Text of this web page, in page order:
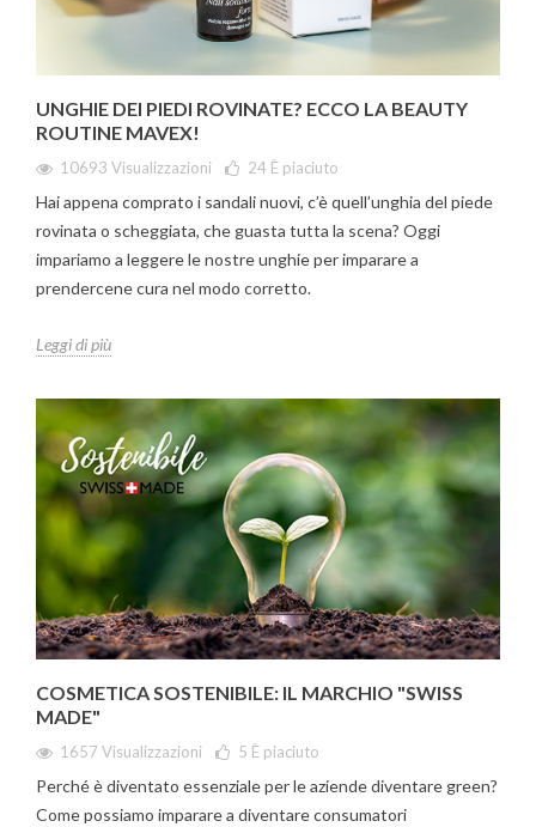
UNGHIE DEI PIEDI ROVINATE? ECCO LA BEAUTY
ROUTINE MAVEX!
10693 Visualizzazioni 24 È piaciuto
Hai appena comprato i sandali nuovi, c’è quell’unghia del piede
rovinata o scheggiata, che guasta tutta la scena? Oggi
impariamo a leggere le nostre unghie per imparare a
prendercene cura nel modo corretto.
Leggi di più
COSMETICA SOSTENIBILE: IL MARCHIO "SWISS
MADE"
1657 Visualizzazioni 5 È piaciuto
Perché è diventato essenziale per le aziende diventare green?
Come possiamo imparare a diventare consumatori